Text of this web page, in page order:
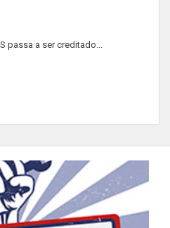
passa a ser creditado...